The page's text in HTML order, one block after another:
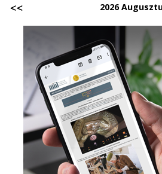
2026